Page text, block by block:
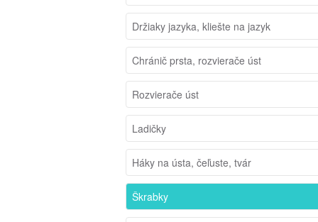
Držiaky jazyka, kliešte na jazyk
Chránič prsta, rozvierače úst
Rozvierače úst
Ladičky
Háky na ústa, čeľuste, tvár
Škrabky